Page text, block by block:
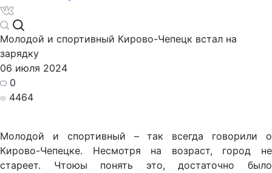
Молодой и спортивный Кирово-Чепецк встал на
зарядку
06 июля 2024
0
4464
Молодой и спортивный – так всегда говорили о
Кирово-Чепецке. Несмотря на возраст, город не
стареет. Чтоюы понять это, достаточно было